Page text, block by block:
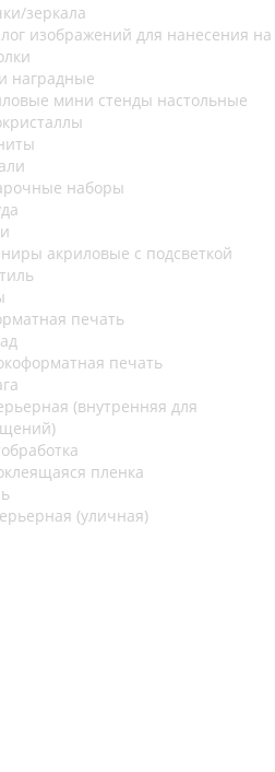
зеркала
изображений для нанесения на
наградные
мини стенды настольные
наборы
акриловые с подсветкой
печать
печать
(внутренняя для
пленка
(уличная)